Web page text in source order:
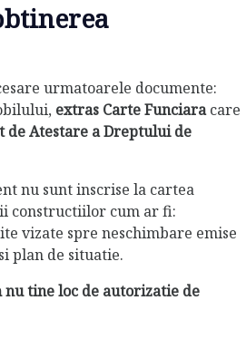
urmatoarele documente:
extras Carte Funciaracare
de Atestare a Dreptului de
nu sunt inscrise la cartea
constructiilor cum ar fi:
vizate spre neschimbare emise
plan de situatie.
tine loc de autorizatie de